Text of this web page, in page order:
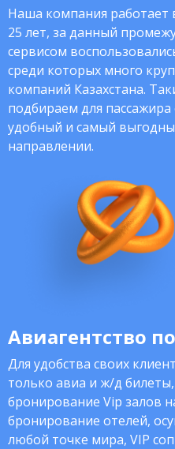
Наша компания работает
25 лет, за данный
сервисом
среди которых много
компаний Казахстана.
подбираем для
удобный и самый
направлении.
Авиагентство
Для удобства своих
только авиа и ж/д
бронирование Vip залов
бронирование отелей,
любой точке мира, VIP